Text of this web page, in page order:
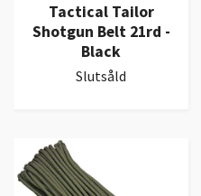
Tactical Tailor
Shotgun Belt 21rd -
Black
Slutsåld